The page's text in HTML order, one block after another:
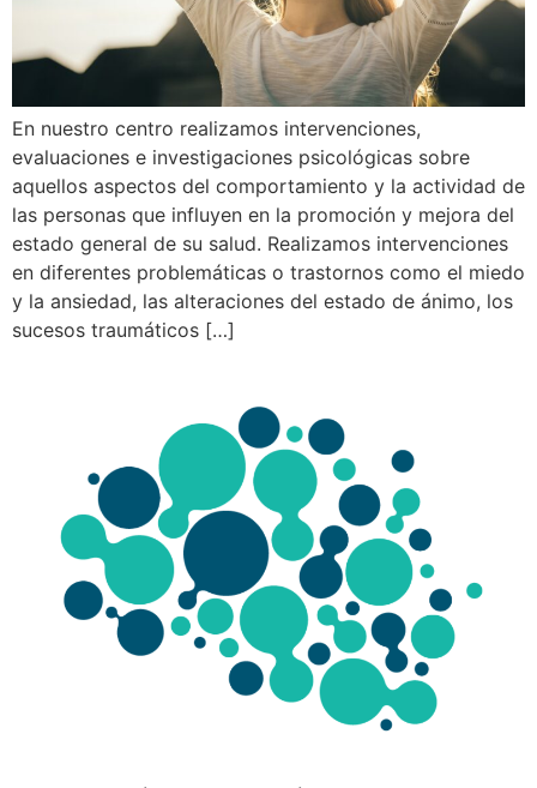
En nuestro centro realizamos intervenciones,
evaluaciones e investigaciones psicológicas sobre
aquellos aspectos del comportamiento y la actividad de
las personas que influyen en la promoción y mejora del
estado general de su salud. Realizamos intervenciones
en diferentes problemáticas o trastornos como el miedo
y la ansiedad, las alteraciones del estado de ánimo, los
sucesos traumáticos […]